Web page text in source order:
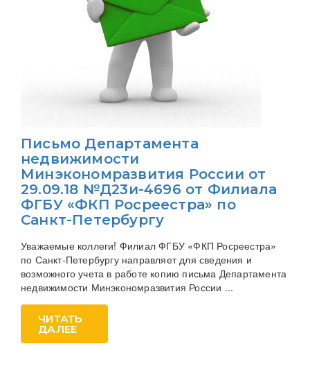
Письмо Департамента
недвижимости
Минэкономразвития России от
29.09.18 №Д23и-4696 от Филиала
ФГБУ «ФКП Росреестра» по
Санкт-Петербургу
Уважаемые коллеги! Филиал ФГБУ «ФКП Росреестра»
по Санкт-Петербургу направляет для сведения и
возможного учета в работе копию письма Департамента
недвижимости Минэкономразвития России ...
ЧИТАТЬ
ДАЛЕЕ